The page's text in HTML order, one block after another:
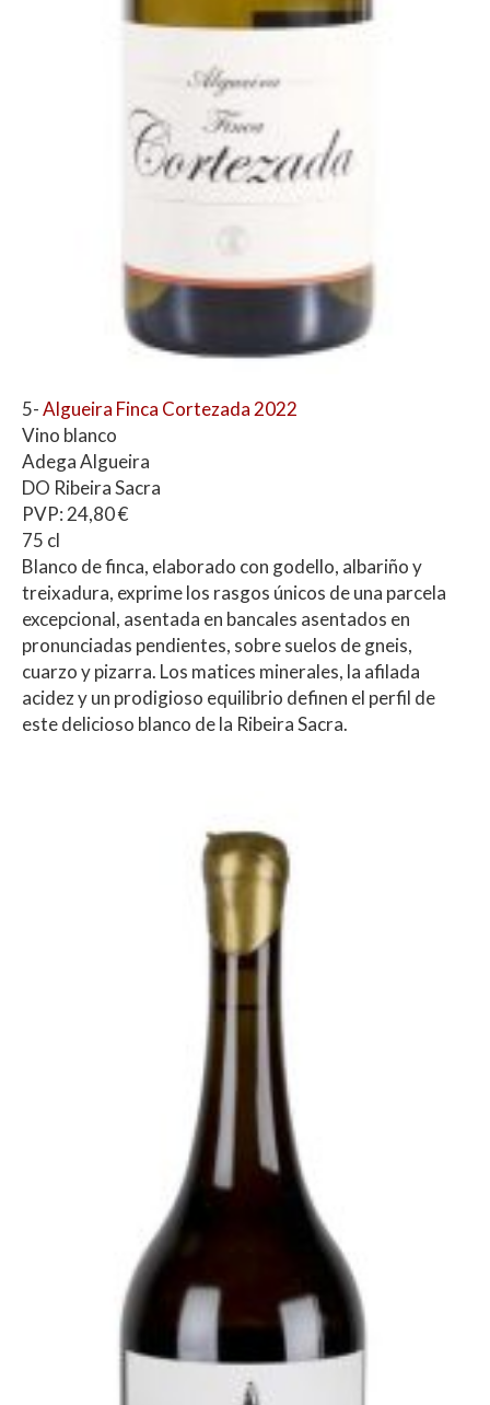
5-Algueira Finca Cortezada 2022
Vino blanco
Adega Algueira
DO Ribeira Sacra
PVP: 24,80 €
75 cl
Blanco de finca, elaborado con godello, albariño y
treixadura, exprime los rasgos únicos de una parcela
excepcional, asentada en bancales asentados en
pronunciadas pendientes, sobre suelos de gneis,
cuarzo y pizarra. Los matices minerales, la afilada
acidez y un prodigioso equilibrio definen el perfil de
este delicioso blanco de la Ribeira Sacra.